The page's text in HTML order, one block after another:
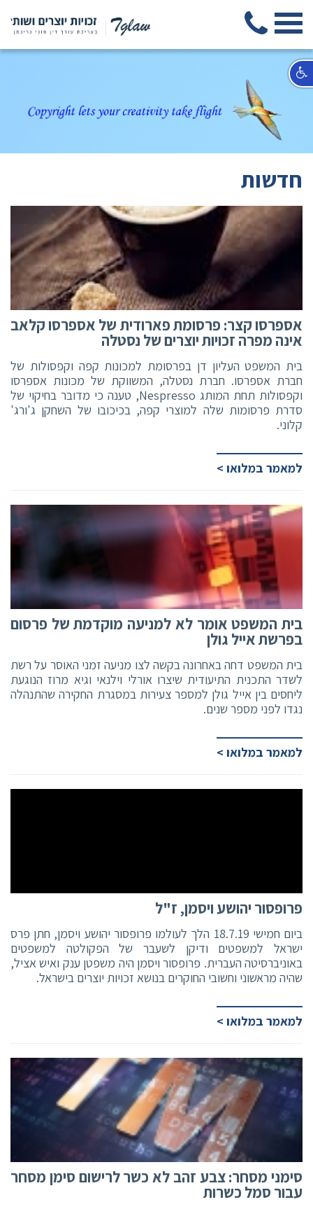
חדשות
אספרסו קצר: פרסומת פארודית של אספרסו קלאב
אינה מפרה זכויות יוצרים של נסטלה
בית המשפט העליון דן בפרסומת למכונות קפה וקפסולות של
חברת אספרסו. חברת נסטלה, המשווקת של מכונות אספרסו
וקפסולות תחת המותג Nespresso, טענה כי מדובר בחיקוי של
סדרת פרסומות שלה למוצרי קפה, בכיכובו של השחקן ג'ורג'
קלוני.
למאמר במלואו >
בית המשפט אומר לא למניעה מוקדמת של פרסום
בפרשת אייל גולן
בית המשפט דחה באחרונה בקשה לצו מניעה זמני האוסר על רשת
לשדר התכנית התיעודית שיצרו אורלי וילנאי וגיא מרוז הנוגעת
ליחסים בין אייל גולן למספר צעירות במסגרת החקירה שהתנהלה
נגדו לפני מספר שנים.
למאמר במלואו >
פרופסור יהושע ויסמן, ז"ל
ביום חמישי 18.7.19 הלך לעולמו פרופסור יהושע ויסמן, חתן פרס
ישראל למשפטים ודיקן לשעבר של הפקולטה למשפטים
באוניברסיטה העברית. פרופסור ויסמן היה משפטן ענק ואיש אציל,
שהיה מראשוני וחשובי החוקרים בנושא זכויות יוצרים בישראל.
למאמר במלואו >
סימני מסחר: צבע זהב לא כשר לרישום סימן מסחר
עבור סמל כשרות